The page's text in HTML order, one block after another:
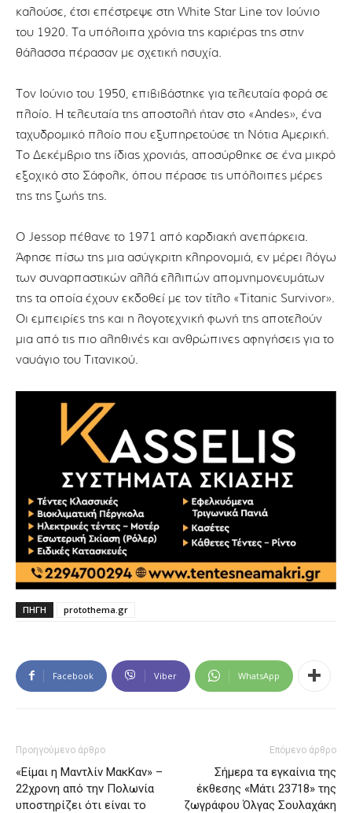
καλούσε, έτσι επέστρεψε στη White Star Line τον Ιούνιο
του 1920. Τα υπόλοιπα χρόνια της καριέρας της στην
θάλασσα πέρασαν με σχετική ησυχία.
Τον Ιούνιο του 1950, επιβιβάστηκε για τελευταία φορά σε
πλοίο. Η τελευταία της αποστολή ήταν στο «Andes», ένα
ταχυδρομικό πλοίο που εξυπηρετούσε τη Νότια Αμερική.
Το Δεκέμβριο της ίδιας χρονιάς, αποσύρθηκε σε ένα μικρό
εξοχικό στο Σάφολκ, όπου πέρασε τις υπόλοιπες μέρες
της της ζωής της.
Ο Jessop πέθανε το 1971 από καρδιακή ανεπάρκεια.
Άφησε πίσω της μια ασύγκριτη κληρονομιά, εν μέρει λόγω
των συναρπαστικών αλλά ελλιπών απομνημονευμάτων
της τα οποία έχουν εκδοθεί με τον τίτλο «Titanic Survivor».
Οι εμπειρίες της και η λογοτεχνική φωνή της αποτελούν
μια από τις πιο αληθινές και ανθρώπινες αφηγήσεις για το
ναυάγιο του Τιτανικού.
ΠΗΓΗ protothema.gr
Facebook Viber WhatsApp
Προηγούμενο άρθρο
«Είμαι η Μαντλίν ΜακΚαν» –
22χρονη από την Πολωνία
υποστηρίζει ότι είναι το
Επόμενο άρθρο
Σήμερα τα εγκαίνια της
έκθεσης «Μάτι 23718» της
ζωγράφου Όλγας Σουλαχάκη